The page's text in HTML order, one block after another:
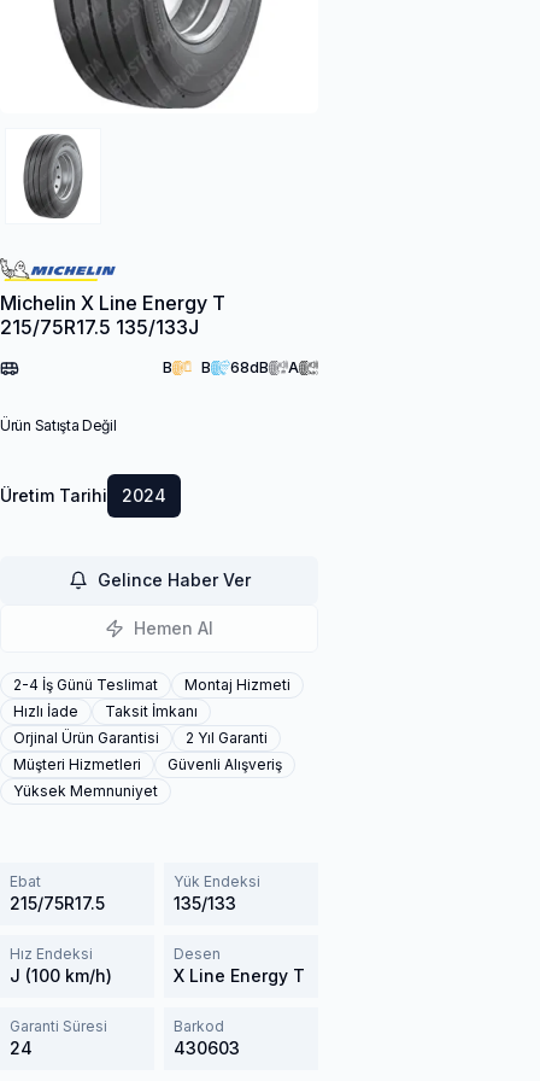
Michelin X Line Energy T
215/75R17.5 135/133J
B B 68dB A
Ürün Satışta Değil
Üretim Tarihi 2024
Gelince Haber Ver
Hemen Al
2-4 İş Günü Teslimat
Montaj Hizmeti
Hızlı İade
Taksit İmkanı
Orjinal Ürün Garantisi
2 Yıl Garanti
Müşteri Hizmetleri
Güvenli Alışveriş
Yüksek Memnuniyet
Ebat
215/75R17.5
Yük Endeksi
135/133
Hız Endeksi
J (100 km/h)
Desen
X Line Energy T
Garanti Süresi
24
Barkod
430603